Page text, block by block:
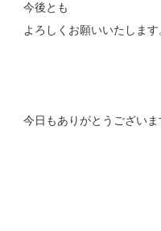
今後とも
よろしくお願いいたします
今日もありがとうございま